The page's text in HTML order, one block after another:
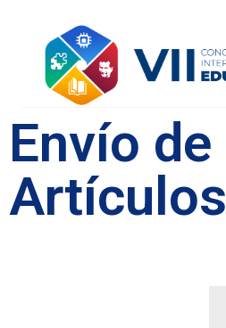
Envío de
Artículos